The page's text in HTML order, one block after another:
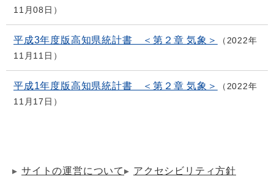
11月08日
平成3年度版高知県統計書 ＜第２章 気象＞
2022年
11月11日
平成1年度版高知県統計書 ＜第２章 気象＞
2022年
11月17日
サイトの運営について
アクセシビリティ方針